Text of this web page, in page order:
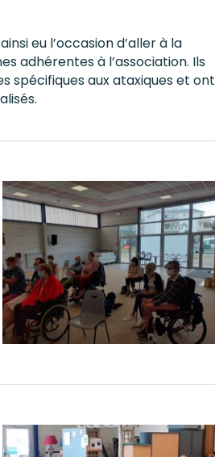
eu l’occasion d’aller à la
adhérentes à l’association. Ils
spécifiques aux ataxiques et ont